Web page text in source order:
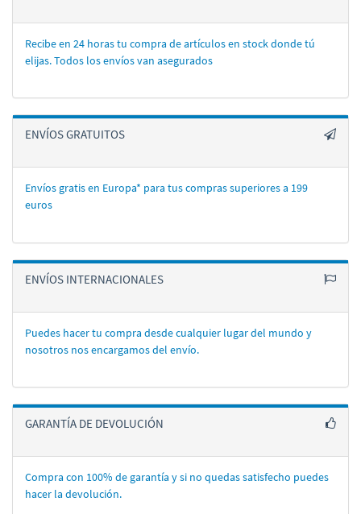
Recibe en 24 horas tu compra de artí­culos en stock donde tú
elijas. Todos los enví­os van asegurados
ENVÍOS GRATUITOS
Envíos gratis en Europa* para tus compras superiores a 199
euros
ENVÍOS INTERNACIONALES
Puedes hacer tu compra desde cualquier lugar del mundo y
nosotros nos encargamos del enví­o.
GARANTÍA DE DEVOLUCIÓN
Compra con 100% de garantí­a y si no quedas satisfecho puedes
hacer la devolución.